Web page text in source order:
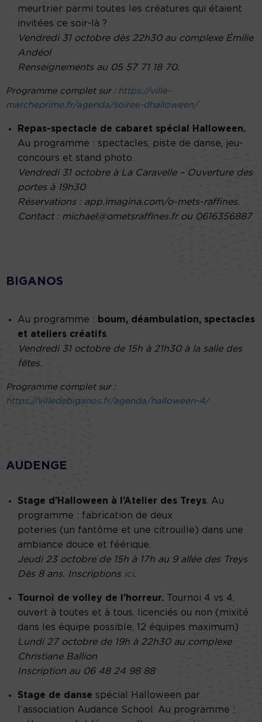
meurtrier parmi toutes les créatures qui étaient
invitées ce soir-là ?
Vendredi 31 octobre dès 22h30 au complexe Émilie
Andéol
Renseignements au 05 57 71 18 70.
Programme complet sur : https://ville-
marcheprime.fr/agenda/soiree-dhalloween/
Repas-spectacle de cabaret spécial Halloween.
Au programme : spectacles, piste de danse, jeu-
concours et stand photo.
Vendredi 31 octobre à La Caravelle – Ouverture des
portes à 19h30
Réservations : app.imagina.com/o-mets-raffines.
Contact : michael@ometsraffines.fr ou 0616356887
BIGANOS
Au programme : boum, déambulation, spectacles
et ateliers créatifs.
Vendredi 31 octobre de 15h à 21h30 à la salle des
fêtes.
Programme complet sur :
https://villedebiganos.fr/agenda/halloween-4/
AUDENGE
Stage d’Halloween à l’Atelier des Treys. Au
programme : fabrication de deux
poteries (un fantôme et une citrouille) dans une
ambiance douce et féérique.
Jeudi 23 octobre de 15h à 17h au 9 allée des Treys
Dès 8 ans. Inscriptions ici.
Tournoi de volley de l’horreur. Tournoi 4 vs 4,
ouvert à toutes et à tous, licenciés ou non (mixité
dans les équipe possible, 12 équipes maximum)
Lundi 27 octobre de 19h à 22h30 au complexe
Christiane Ballion
Inscription au 06 48 24 98 88
Stage de danse spécial Halloween par
l’association Audance School. Au programme :